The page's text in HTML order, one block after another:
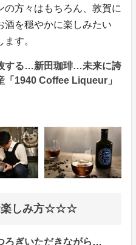
方々はもちろん、敦賀に
酒を穏やかに楽しみたい
す。
する…新田珈琲…未来に誇
「1940 Coffee Liqueur」
楽しみ方☆☆☆
ろぎいただきながら…